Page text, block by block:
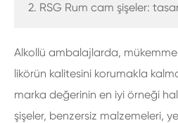
2. RSG Rum cam şişeler:
Alkollü ambalajlarda,
likörün kalitesini korumakla
marka değerinin en iyi örneği
şişeler, benzersiz malzemeleri,